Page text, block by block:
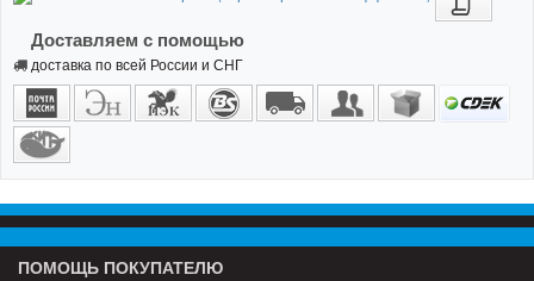
Доставляем с помощью
доставка по всей России и СНГ
ПОМОЩЬ ПОКУПАТЕЛЮ